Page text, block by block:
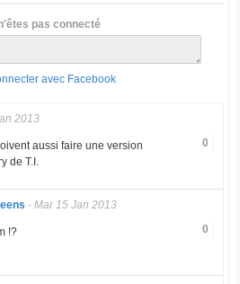
pas connecté
avec Facebook
2013
0
aussi faire une version
de T.I.
- Mar 15 Jan 2013
0
!?